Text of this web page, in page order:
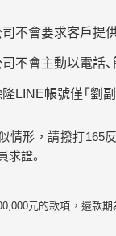
不會要求客戶提供
不會主動以電話
LINE帳號僅「劉副
情形，請撥打165
求證。
元的款項，還款期